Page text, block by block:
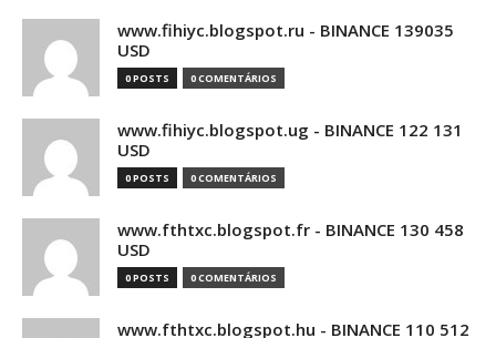
www.fihiyc.blogspot.ru - BINANCE 139035
USD
0 POSTS 0 COMENTÁRIOS
www.fihiyc.blogspot.ug - BINANCE 122 131
USD
0 POSTS 0 COMENTÁRIOS
www.fthtxc.blogspot.fr - BINANCE 130 458
USD
0 POSTS 0 COMENTÁRIOS
www.fthtxc.blogspot.hu - BINANCE 110 512